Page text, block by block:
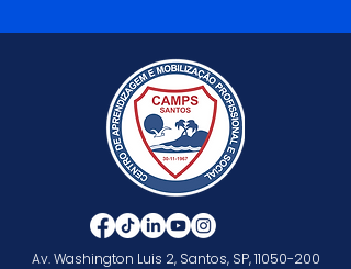
Av. Washington Luis 2, Santos, SP,11050-200